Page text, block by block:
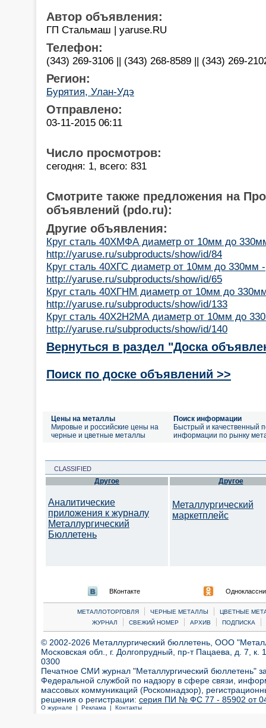
Автор объявления:
ГП Стальмаш | yaruse.RU
Телефон:
(343) 269-3106 || (343) 268-8589 || (343) 269-
Регион:
Бурятия, Улан-Удэ
Отправлено:
03-11-2015 06:11
Число просмотров:
сегодня: 1, всего: 831
Смотрите также предложения на
объявлений (pdo.ru):
Другие объявления:
Круг сталь 40ХМФА диаметр от 10мм до
http://yaruse.ru/subproducts/show/id/84
Круг сталь 40ХГС диаметр от 10мм до 330мм -
http://yaruse.ru/subproducts/show/id/65
Круг сталь 40ХГНМ диаметр от 10мм до
http://yaruse.ru/subproducts/show/id/133
Круг сталь 40Х2Н2МА диаметр от 10мм до
http://yaruse.ru/subproducts/show/id/140
Вернуться в раздел "Доска
Поиск по доске объявлений >>
Цены на металлы
Мировые и российские цены на
черные и цветные металлы
Поиск информации
Быстрый и качественный
информации по рынку
CLASSIFIED
Другое
Аналитические
приложения к журналу
Металлургический
Бюллетень
Другое
Металлургический
маркетплейс
ВКонтакте
МЕТАЛЛОТОРГОВЛЯ | ЧЕРНЫЕ МЕТАЛЛЫ |
ЦВЕТНЫЕ
ЖУРНАЛ
| СВЕЖИЙ НОМЕР | АРХИВ | ПОДПИСКА |
© 2002-2026 Металлургический бюллетень, ООО
Московская обл., г. Долгопрудный, пр-т Пацаева, д. 7,
0300
Печатное СМИ журнал "Металлургический бюллетень"
Федеральной службой по надзору в сфере связи,
массовых коммуникаций (Роскомнадзор),
решения о регистрации: серия ПИ № ФС 77 - 85902 от 04
О журнале | Реклама | Контакты